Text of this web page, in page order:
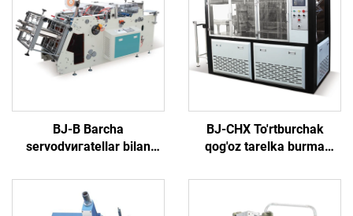
BJ-B Barcha
servodvигatellar bilan
shakllantiruvchi mashina
BJ-CHX To'rtburchak
qog'oz tarelka burma